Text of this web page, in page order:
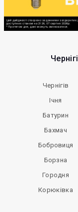
Чернігів
Ічня
Батурин
Бахмач
Бобровиця
Борзна
Городня
Корюківка